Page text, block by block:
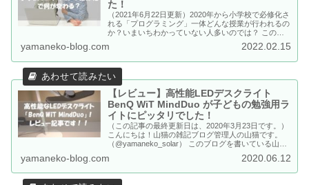
た！
（2021年6月22日更新）2020年から小学校で必修化さ
れる「プログラミング」一体どんな授業が行われるの
か？いまいちわかっていない人多いのでは？ この記
事は、2020年から行われるプログラミング授業の中
身と、どんな準備が必要か？という内容です。
yamaneko-blog.com 2022.02.15
【レビュー】高性能LEDデスクライト
BenQ WiT MindDuo が子どもの勉強用ラ
イトにピッタリでした！
（この記事の最終更新日は、2020年3月23日です。）
こんにちは！山猫の雑記ブログ管理人の山猫です。
（@yamaneko_solar） このブログを書いている山猫
には、小学生の子どもがいるのですが、、 なかなか
ピッタリ！という物が見つからないのが、勉強机に使
うLEDデスクライト（電気スタンドの事です）・・
LEDライ...
yamaneko-blog.com 2020.06.12